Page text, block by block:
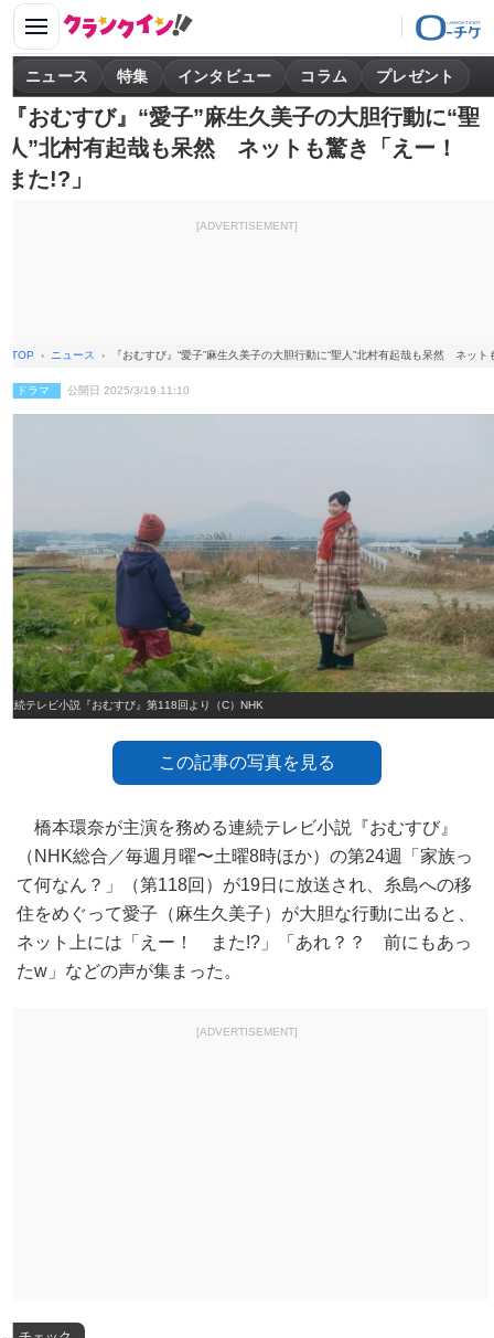
ニュース 特集 インタビュー コラム プレゼント
『おむすび』“愛子”麻生久美子の大胆行動に“聖
人”北村有起哉も呆然 ネットも驚き「えー！
また!?」
[ADVERTISEMENT]
TOP ニュース 『おむすび』“愛子”麻生久美子の大胆行動に“聖人”北村有起哉も呆然 ネッ
ドラマ 公開日 2025/3/19 11:10
連続テレビ小説『おむすび』第118回より（C）NHK
この記事の写真を見る
橋本環奈が主演を務める連続テレビ小説『おむすび』
（NHK総合／毎週月曜〜土曜8時ほか）の第24週「家族っ
て何なん？」（第118回）が19日に放送され、糸島への移
住をめぐって愛子（麻生久美子）が大胆な行動に出ると、
ネット上には「えー！ また!?」「あれ？？ 前にもあっ
たw」などの声が集まった。
[ADVERTISEMENT]